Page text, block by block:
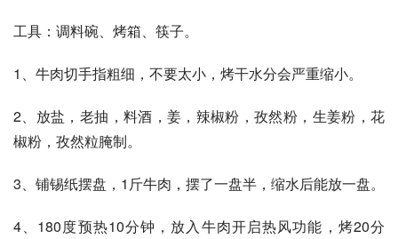
工具：调料碗、烤箱、筷子。
1、牛肉切手指粗细，不要太小，烤干水分会严重缩小。
2、放盐，老抽，料酒，姜，辣椒粉，孜然粉，生姜粉，花
椒粉，孜然粒腌制。
3、铺锡纸摆盘，1斤牛肉，摆了一盘半，缩水后能放一盘。
4、180度预热10分钟，放入牛肉开启热风功能，烤20分